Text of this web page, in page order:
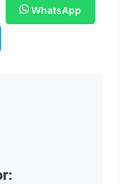
WhatsApp